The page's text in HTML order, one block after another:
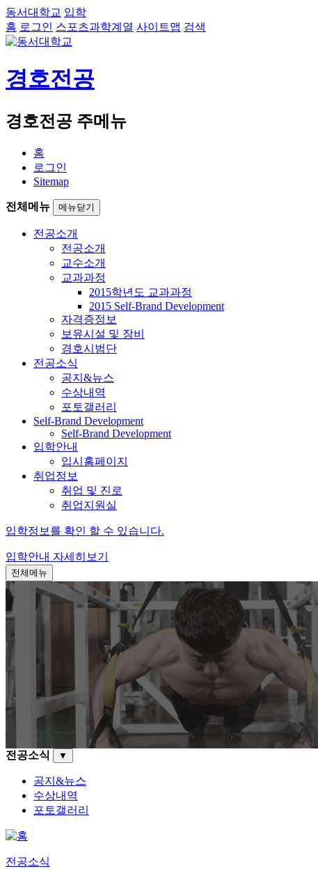
동서대학교 입학
홈 로그인 스포츠과학계열 사이트맵 검색
경호전공
경호전공 주메뉴
홈
로그인
Sitemap
전체메뉴 메뉴닫기
전공소개
전공소개
교수소개
교과과정
2015학년도 교과과정
2015 Self-Brand Development
자격증정보
보유시설 및 장비
경호시범단
전공소식
공지&뉴스
수상내역
포토갤러리
Self-Brand Development
Self-Brand Development
입학안내
입시홈페이지
취업정보
취업 및 진로
취업지원실
입학정보를 확인 할 수 있습니다.
입학안내 자세히보기
전체메뉴
전공소식 ▼
공지&뉴스
수상내역
포토갤러리
전공소식